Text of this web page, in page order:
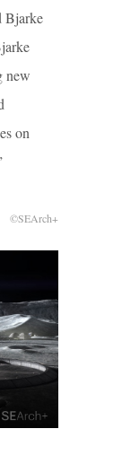
Bjarke
new
on
©SEArch+